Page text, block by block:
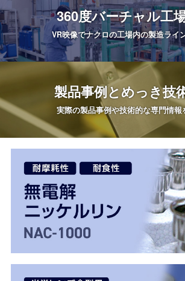
360度バーチャル工
VR映像でナクロの工場内の製造ライ
製品事例とめっき技
実際の製品事例や技術的な専門情報